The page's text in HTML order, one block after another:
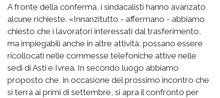
A fronte della conferma, i sindacalisti hanno avanzato
alcune richieste. «Innanzitutto - affermano - abbiamo
chiesto che i lavoratori interessati dal trasferimento,
ma impiegabili anche in altre attività, possano essere
ricollocati nelle commesse telefoniche attive nelle
sedi di Asti e Ivrea. In secondo luogo abbiamo
proposto che, in occasione del prossimo incontro che
si terrà ai primi di settembre, si apra il confronto per